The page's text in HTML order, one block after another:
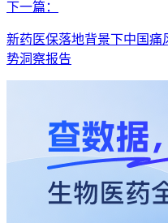
下一篇：
新药医保落地背景下中国痛
势洞察报告